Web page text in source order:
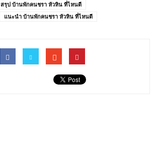
สรุป บ้านพักคนชรา หัวหิน ที่ไหนดี
แนะนำ บ้านพักคนชรา หัวหิน ที่ไหนดี